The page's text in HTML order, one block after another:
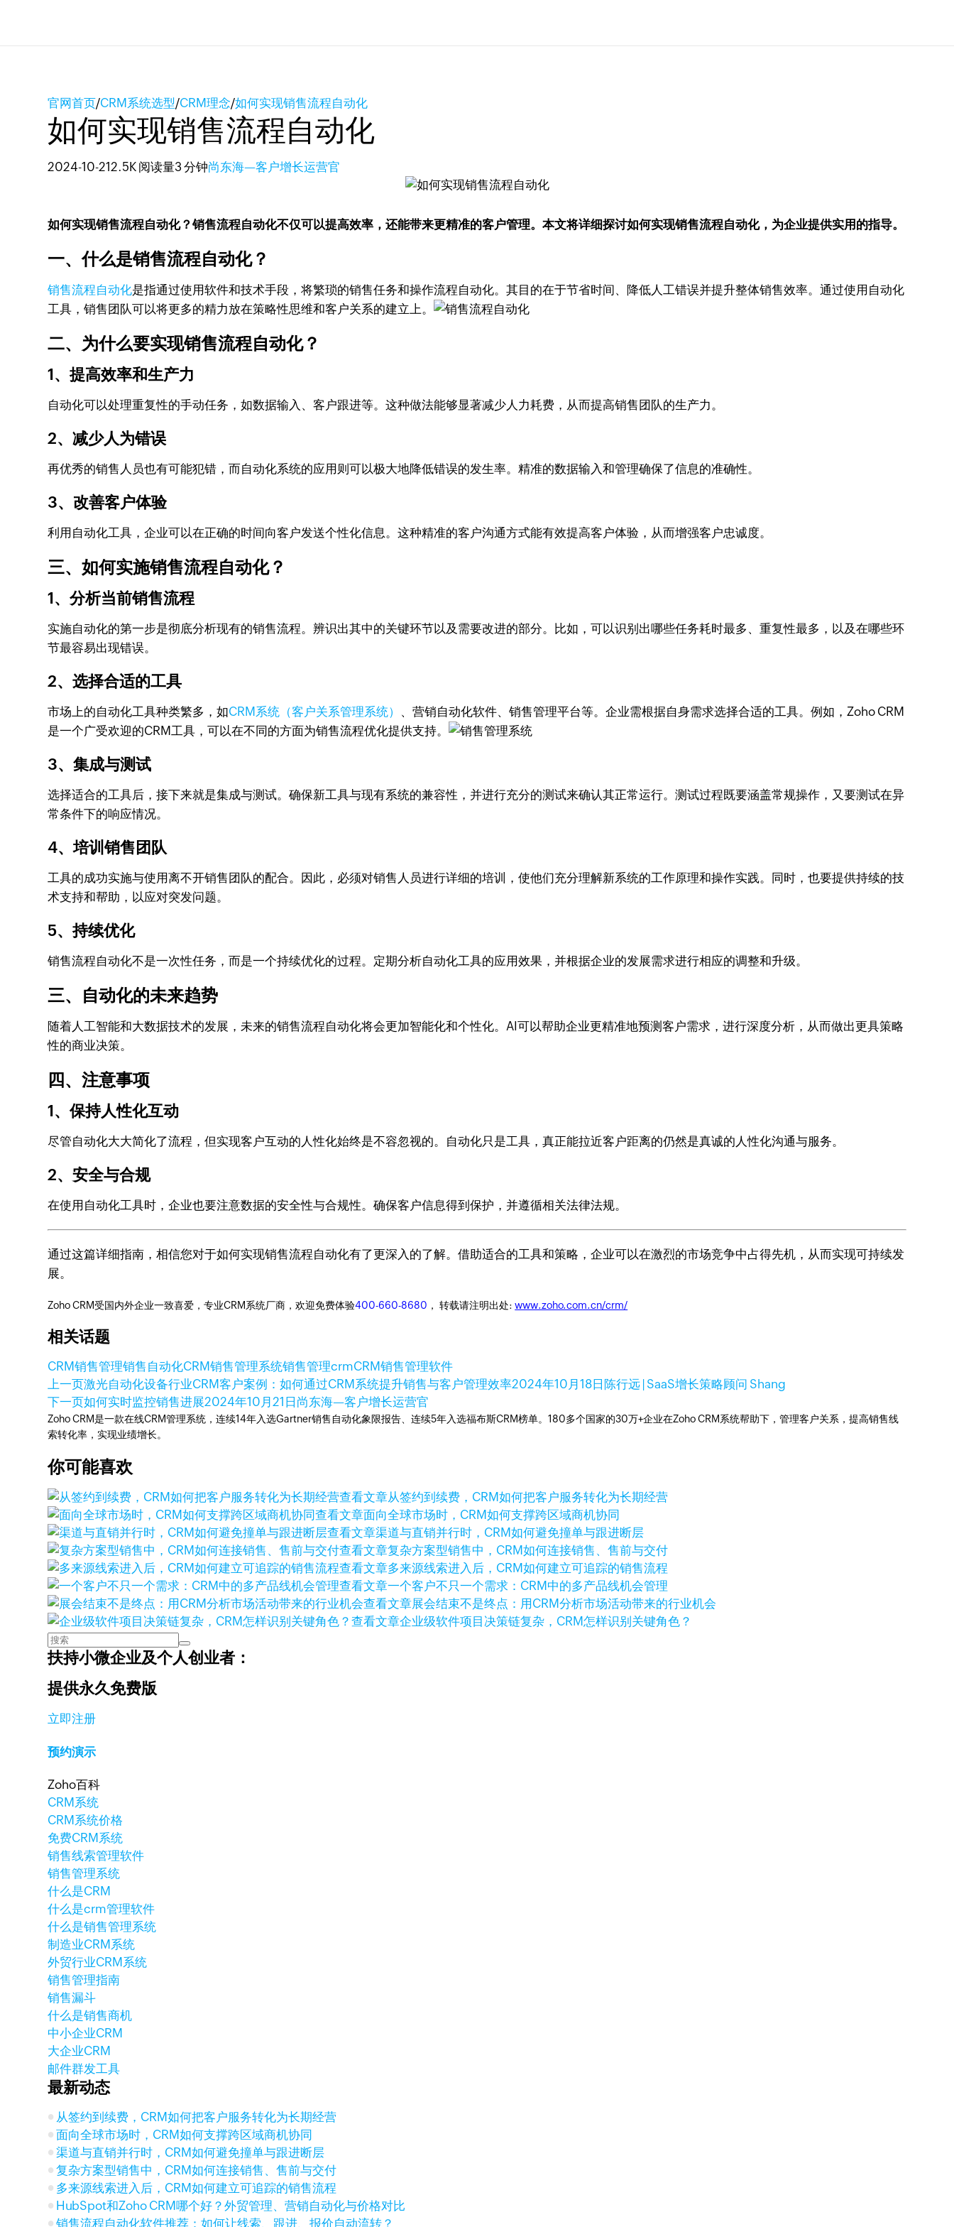
官网首页/CRM系统选型/CRM理念/如何实现销售流程自动化
如何实现销售流程自动化
2024-10-212.5K 阅读量3 分钟尚东海—客户增长运营官
如何实现销售流程自动化？销售流程自动化不仅可以提高效率，还能带来更精准的客户管理。本文将详细探讨如何实现销售流程自动化，为企业提供实用的指导。
一、什么是销售流程自动化？
销售流程自动化是指通过使用软件和技术手段，将繁琐的销售任务和操作流程自动化。其目的在于节省时间、降低人工错误并提升整体销售效率。通过使用自动化
工具，销售团队可以将更多的精力放在策略性思维和客户关系的建立上。
二、为什么要实现销售流程自动化？
1、提高效率和生产力
自动化可以处理重复性的手动任务，如数据输入、客户跟进等。这种做法能够显著减少人力耗费，从而提高销售团队的生产力。
2、减少人为错误
再优秀的销售人员也有可能犯错，而自动化系统的应用则可以极大地降低错误的发生率。精准的数据输入和管理确保了信息的准确性。
3、改善客户体验
利用自动化工具，企业可以在正确的时间向客户发送个性化信息。这种精准的客户沟通方式能有效提高客户体验，从而增强客户忠诚度。
三、如何实施销售流程自动化？
1、分析当前销售流程
实施自动化的第一步是彻底分析现有的销售流程。辨识出其中的关键环节以及需要改进的部分。比如，可以识别出哪些任务耗时最多、重复性最多，以及在哪些环
节最容易出现错误。
2、选择合适的工具
市场上的自动化工具种类繁多，如CRM系统（客户关系管理系统） 、营销自动化软件、销售管理平台等。企业需根据自身需求选择合适的工具。例如，Zoho CRM
是一个广受欢迎的CRM工具，可以在不同的方面为销售流程优化提供支持。
3、集成与测试
选择适合的工具后，接下来就是集成与测试。确保新工具与现有系统的兼容性，并进行充分的测试来确认其正常运行。测试过程既要涵盖常规操作，又要测试在异
常条件下的响应情况。
4、培训销售团队
工具的成功实施与使用离不开销售团队的配合。因此，必须对销售人员进行详细的培训，使他们充分理解新系统的工作原理和操作实践。同时，也要提供持续的技
术支持和帮助，以应对突发问题。
5、持续优化
销售流程自动化不是一次性任务，而是一个持续优化的过程。定期分析自动化工具的应用效果，并根据企业的发展需求进行相应的调整和升级。
三、自动化的未来趋势
随着人工智能和大数据技术的发展，未来的销售流程自动化将会更加智能化和个性化。AI可以帮助企业更精准地预测客户需求，进行深度分析，从而做出更具策略
性的商业决策。
四、注意事项
1、保持人性化互动
尽管自动化大大简化了流程，但实现客户互动的人性化始终是不容忽视的。自动化只是工具，真正能拉近客户距离的仍然是真诚的人性化沟通与服务。
2、安全与合规
在使用自动化工具时，企业也要注意数据的安全性与合规性。确保客户信息得到保护，并遵循相关法律法规。
通过这篇详细指南，相信您对于如何实现销售流程自动化有了更深入的了解。借助适合的工具和策略，企业可以在激烈的市场竞争中占得先机，从而实现可持续发
展。
Zoho CRM受国内外企业一致喜爱，专业CRM系统厂商，欢迎免费体验400-660-8680 ， 转载请注明出处:www.zoho.com.cn/crm/
相关话题
CRM销售管理销售自动化CRM销售管理系统销售管理crmCRM销售管理软件
上一页激光自动化设备行业CRM客户案例：如何通过CRM系统提升销售与客户管理效率2024年10月18日 陈行远 | SaaS增长策略顾问 Shang
下一页如何实时监控销售进展2024年10月21日 尚东海—客户增长运营官
Zoho CRM是一款在线CRM管理系统，连续14年入选Gartner销售自动化象限报告、连续5年入选福布斯CRM榜单。180多个国家的30万+企业在Zoho CRM系统帮助下，管理客户关系，提高销售线
索转化率，实现业绩增长。
你可能喜欢
查看文章从签约到续费，CRM如何把客户服务转化为长期经营
查看文章面向全球市场时，CRM如何支撑跨区域商机协同
查看文章渠道与直销并行时，CRM如何避免撞单与跟进断层
查看文章复杂方案型销售中，CRM如何连接销售、售前与交付
查看文章多来源线索进入后，CRM如何建立可追踪的销售流程
查看文章一个客户不只一个需求：CRM中的多产品线机会管理
查看文章展会结束不是终点：用CRM分析市场活动带来的行业机会
查看文章企业级软件项目决策链复杂，CRM怎样识别关键角色？
扶持小微企业及个人创业者：
提供永久免费版
立即注册
预约演示
Zoho百科
CRM系统
CRM系统价格
免费CRM系统
销售线索管理软件
销售管理系统
什么是CRM
什么是crm管理软件
什么是销售管理系统
制造业CRM系统
外贸行业CRM系统
销售管理指南
销售漏斗
什么是销售商机
中小企业CRM
大企业CRM
邮件群发工具
最新动态
从签约到续费，CRM如何把客户服务转化为长期经营
面向全球市场时，CRM如何支撑跨区域商机协同
渠道与直销并行时，CRM如何避免撞单与跟进断层
复杂方案型销售中，CRM如何连接销售、售前与交付
多来源线索进入后，CRM如何建立可追踪的销售流程
HubSpot和Zoho CRM哪个好？外贸管理、营销自动化与价格对比
销售流程自动化软件推荐：如何让线索、跟进、报价自动流转？